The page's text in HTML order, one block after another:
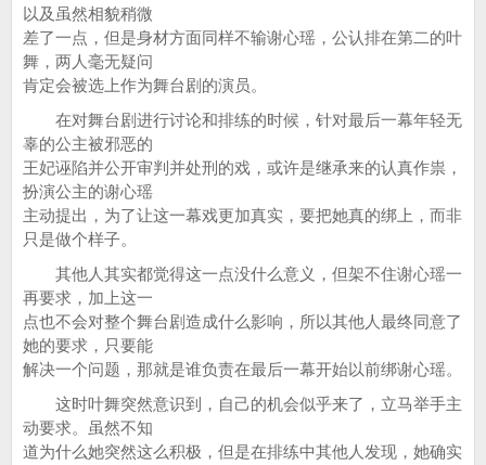
以及虽然相貌稍微
差了一点，但是身材方面同样不输谢心瑶，公认排在第二的叶
舞，两人毫无疑问
肯定会被选上作为舞台剧的演员。
在对舞台剧进行讨论和排练的时候，针对最后一幕年轻无
辜的公主被邪恶的
王妃诬陷并公开审判并处刑的戏，或许是继承来的认真作祟，
扮演公主的谢心瑶
主动提出，为了让这一幕戏更加真实，要把她真的绑上，而非
只是做个样子。
其他人其实都觉得这一点没什么意义，但架不住谢心瑶一
再要求，加上这一
点也不会对整个舞台剧造成什么影响，所以其他人最终同意了
她的要求，只要能
解决一个问题，那就是谁负责在最后一幕开始以前绑谢心瑶。
这时叶舞突然意识到，自己的机会似乎来了，立马举手主
动要求。虽然不知
道为什么她突然这么积极，但是在排练中其他人发现，她确实